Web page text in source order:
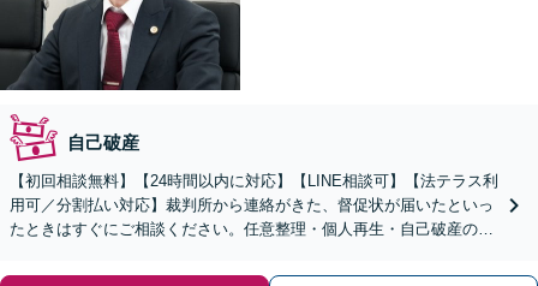
自己破産
【初回相談無料】【24時間以内に対応】【LINE相談可】【法テラス利
用可／分割払い対応】裁判所から連絡がきた、督促状が届いたといっ
たときはすぐにご相談ください。任意整理・個人再生・自己破産の中